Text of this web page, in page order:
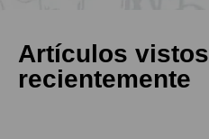
Artículos vistos
recientemente